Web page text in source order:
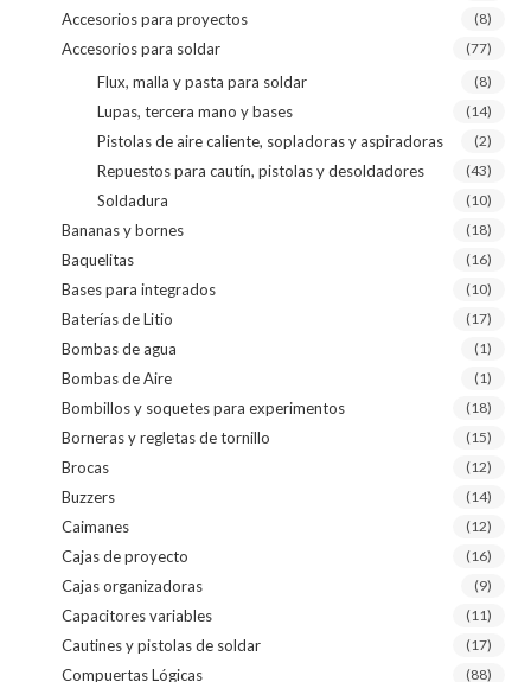
Accesorios para proyectos (8)
Accesorios para soldar (77)
Flux, malla y pasta para soldar (8)
Lupas, tercera mano y bases (14)
Pistolas de aire caliente, sopladoras y aspiradoras (2)
Repuestos para cautín, pistolas y desoldadores (43)
Soldadura (10)
Bananas y bornes (18)
Baquelitas (16)
Bases para integrados (10)
Baterías de Litio (17)
Bombas de agua (1)
Bombas de Aire (1)
Bombillos y soquetes para experimentos (18)
Borneras y regletas de tornillo (15)
Brocas (12)
Buzzers (14)
Caimanes (12)
Cajas de proyecto (16)
Cajas organizadoras (9)
Capacitores variables (11)
Cautines y pistolas de soldar (17)
Compuertas Lógicas (88)